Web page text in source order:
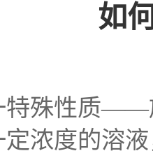
如
特殊性质——
浓度的溶